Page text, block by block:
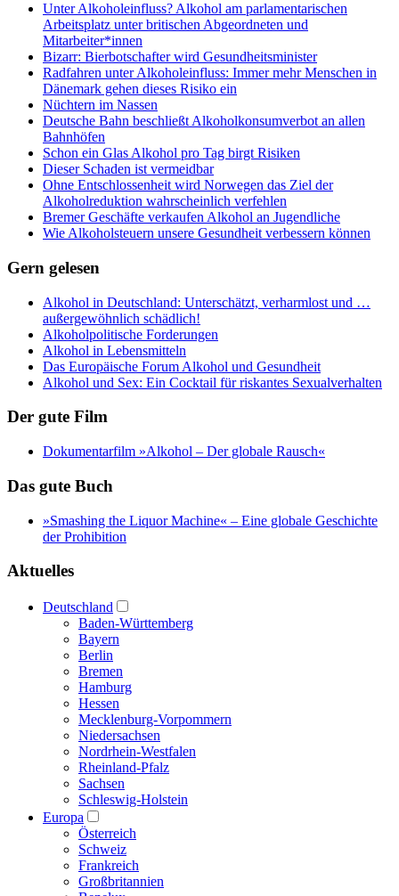
Unter Alkoholeinfluss? Alkohol am parlamentarischen
Arbeitsplatz unter britischen Abgeordneten und
Mitarbeiter*innen
Bizarr: Bierbotschafter wird Gesundheitsminister
Radfahren unter Alkoholeinfluss: Immer mehr Menschen in
Dänemark gehen dieses Risiko ein
Nüchtern im Nassen
Deutsche Bahn beschließt Alkoholkonsumverbot an allen
Bahnhöfen
Schon ein Glas Alkohol pro Tag birgt Risiken
Dieser Schaden ist vermeidbar
Ohne Entschlossenheit wird Norwegen das Ziel der
Alkoholreduktion wahrscheinlich verfehlen
Bremer Geschäfte verkaufen Alkohol an Jugendliche
Wie Alkoholsteuern unsere Gesundheit verbessern können
Gern gelesen
Alkohol in Deutschland: Unterschätzt, verharmlost und …
außergewöhnlich schädlich!
Alkoholpolitische Forderungen
Alkohol in Lebensmitteln
Das Europäische Forum Alkohol und Gesundheit
Alkohol und Sex: Ein Cocktail für riskantes Sexualverhalten
Der gute Film
Dokumentarfilm »Alkohol – Der globale Rausch«
Das gute Buch
»Smashing the Liquor Machine« ‒ Eine globale Geschichte
der Prohibition
Aktuelles
Deutschland
Baden-Württemberg
Bayern
Berlin
Bremen
Hamburg
Hessen
Mecklenburg-Vorpommern
Niedersachsen
Nordrhein-Westfalen
Rheinland-Pfalz
Sachsen
Schleswig-Holstein
Europa
Österreich
Schweiz
Frankreich
Großbritannien